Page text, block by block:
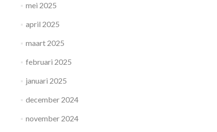
mei 2025
april 2025
maart 2025
februari 2025
januari 2025
december 2024
november 2024